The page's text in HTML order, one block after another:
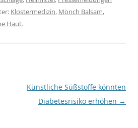
Klostermedizin, Mönch Balsam,
Haut.
Künstliche Süßstoffe könnten
Diabetesrisiko erhöhen →